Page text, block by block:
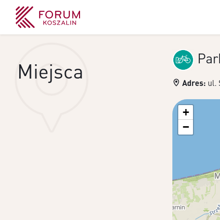
Miejsca Adres: ul.
+
−